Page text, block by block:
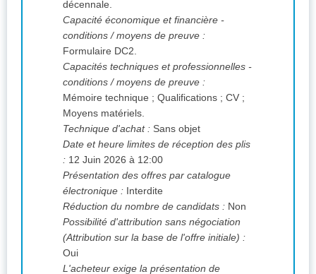
décennale.
Capacité économique et financière -
conditions / moyens de preuve :
Formulaire DC2.
Capacités techniques et professionnelles -
conditions / moyens de preuve :
Mémoire technique ; Qualifications ; CV ;
Moyens matériels.
Technique d'achat : Sans objet
Date et heure limites de réception des plis
: 12 Juin 2026 à 12:00
Présentation des offres par catalogue
électronique : Interdite
Réduction du nombre de candidats : Non
Possibilité d'attribution sans négociation
(Attribution sur la base de l'offre initiale) :
Oui
L'acheteur exige la présentation de